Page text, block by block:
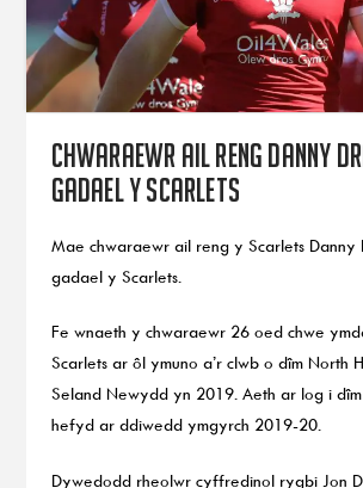
Chwaraewr ail reng Danny
gadael y Scarlets
Mae chwaraewr ail reng y Scarlets Danny
gadael y Scarlets.
Fe wnaeth y chwaraewr 26 oed chwe
Scarlets ar ôl ymuno a’r clwb o dîm North
Seland Newydd yn 2019. Aeth ar log i
hefyd ar ddiwedd ymgyrch 2019-20.
Dywedodd rheolwr cyffredinol rygbi Jon